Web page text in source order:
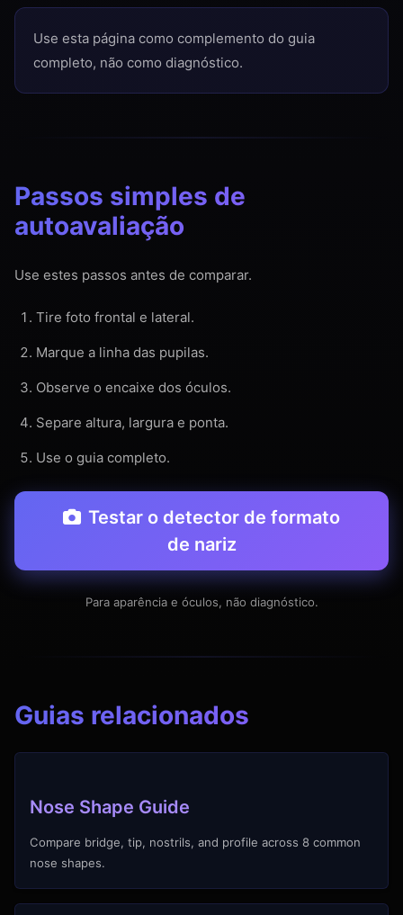
Use esta página como complemento do guia
completo, não como diagnóstico.
Passos simples de
autoavaliação
Use estes passos antes de comparar.
Tire foto frontal e lateral.
Marque a linha das pupilas.
Observe o encaixe dos óculos.
Separe altura, largura e ponta.
Use o guia completo.
Testar o detector de formato
de nariz
Para aparência e óculos, não diagnóstico.
Guias relacionados
Nose Shape Guide
Compare bridge, tip, nostrils, and profile across 8 common
nose shapes.